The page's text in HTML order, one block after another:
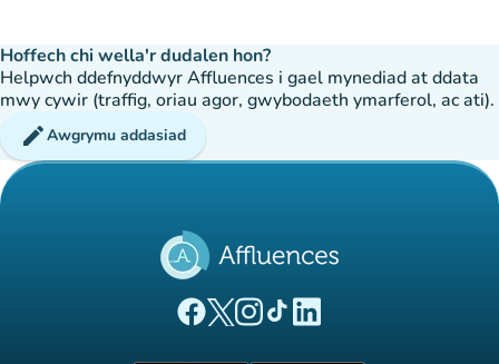
Hoffech chi wella'r dudalen hon?
Helpwch ddefnyddwyr Affluences i gael mynediad at ddata
mwy cywir (traffig, oriau agor, gwybodaeth ymarferol, ac ati).
editAwgrymu addasiad
(tab newydd)
(tab newydd)
(tab newydd)
(tab newydd)